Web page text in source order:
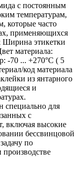
с постоянным
температурам,
которые часто
применяющихся
Ширина этикетки
материала:
-70 ... +270°С ( 5
код материала
из янтарного
и
специально для
с
включая высокие
бессвинцовой
по